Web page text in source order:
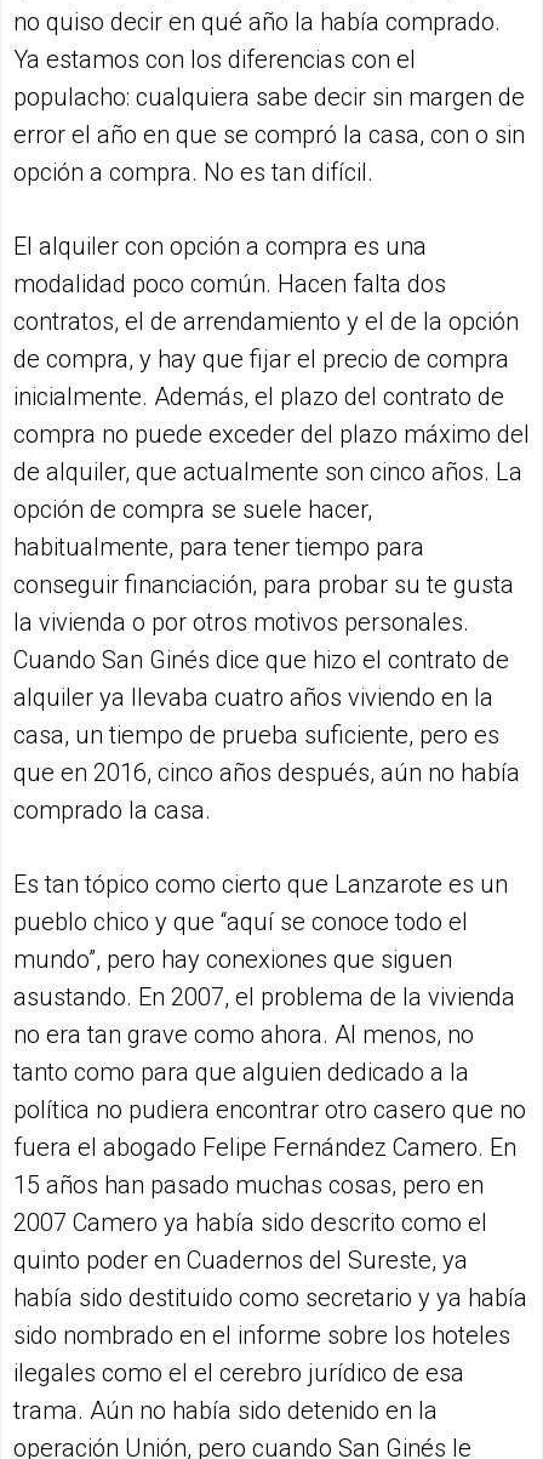
no quiso decir en qué año la había comprado.
Ya estamos con los diferencias con el
populacho: cualquiera sabe decir sin margen de
error el año en que se compró la casa, con o sin
opción a compra. No es tan difícil.
El alquiler con opción a compra es una
modalidad poco común. Hacen falta dos
contratos, el de arrendamiento y el de la opción
de compra, y hay que fijar el precio de compra
inicialmente. Además, el plazo del contrato de
compra no puede exceder del plazo máximo del
de alquiler, que actualmente son cinco años. La
opción de compra se suele hacer,
habitualmente, para tener tiempo para
conseguir financiación, para probar su te gusta
la vivienda o por otros motivos personales.
Cuando San Ginés dice que hizo el contrato de
alquiler ya llevaba cuatro años viviendo en la
casa, un tiempo de prueba suficiente, pero es
que en 2016, cinco años después, aún no había
comprado la casa.
Es tan tópico como cierto que Lanzarote es un
pueblo chico y que “aquí se conoce todo el
mundo”, pero hay conexiones que siguen
asustando. En 2007, el problema de la vivienda
no era tan grave como ahora. Al menos, no
tanto como para que alguien dedicado a la
política no pudiera encontrar otro casero que no
fuera el abogado Felipe Fernández Camero. En
15 años han pasado muchas cosas, pero en
2007 Camero ya había sido descrito como el
quinto poder en Cuadernos del Sureste, ya
había sido destituido como secretario y ya había
sido nombrado en el informe sobre los hoteles
ilegales como el el cerebro jurídico de esa
trama. Aún no había sido detenido en la
operación Unión, pero cuando San Ginés le